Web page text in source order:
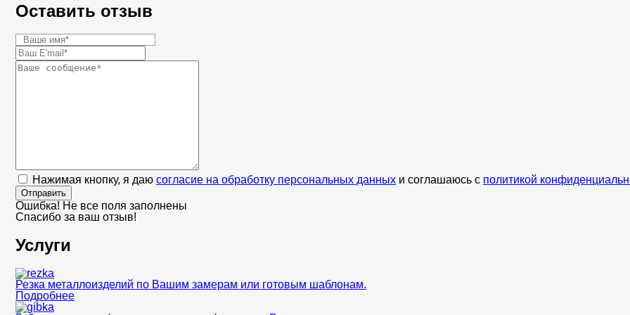
Оставить отзыв
Нажимая кнопку, я даю согласие на обработку персональных данных и соглашаюсь с политикой
Отправить
Ошибка! Не все поля заполнены
Спасибо за ваш отзыв!
Услуги
Резка металлоизделий по Вашим замерам или готовым шаблонам.
Подробнее